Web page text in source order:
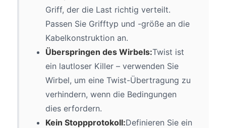
Griff, der die Last richtig verteilt.
Passen Sie Grifftyp und -größe an die
Kabelkonstruktion an.
Überspringen des Wirbels:Twist ist
ein lautloser Killer – verwenden Sie
Wirbel, um eine Twist-Übertragung zu
verhindern, wenn die Bedingungen
dies erfordern.
Kein Stoppprotokoll:Definieren Sie ein